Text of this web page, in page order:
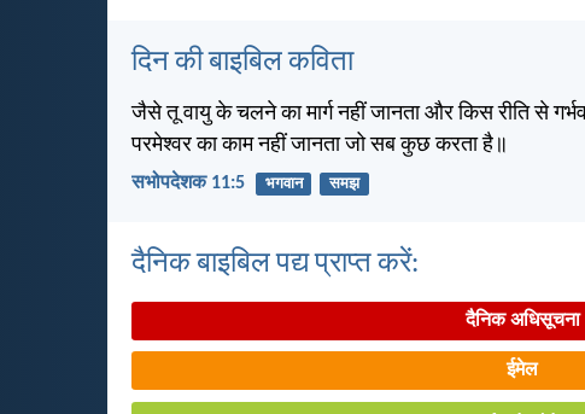
दिन की बाइबिल कविता
जैसे तू वायु के चलने का मार्ग नहीं जानता और किस रीति से
परमेश्वर का काम नहीं जानता जो सब कुछ करता है॥
सभोपदेशक 11:5 भगवान समझ
दैनिक बाइबिल पद्य प्राप्त करें:
दैनिक अधिसूचना
ईमेल